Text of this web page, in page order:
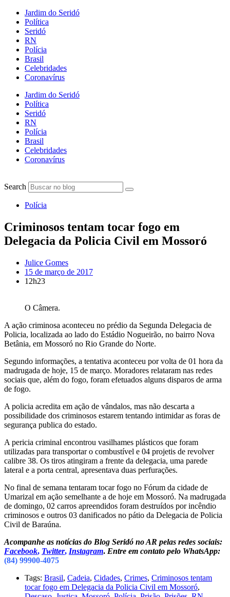
Jardim do Seridó
Política
Seridó
RN
Polícia
Brasil
Celebridades
Coronavírus
Jardim do Seridó
Política
Seridó
RN
Polícia
Brasil
Celebridades
Coronavírus
Search
Polícia
Criminosos tentam tocar fogo em
Delegacia da Policia Civil em Mossoró
Julice Gomes
15 de março de 2017
12h23
O Câmera.
A ação criminosa aconteceu no prédio da Segunda Delegacia de
Policia, localizada ao lado do Estádio Nogueirão, no bairro Nova
Betânia, em Mossoró no Rio Grande do Norte.
Segundo informações, a tentativa aconteceu por volta de 01 hora da
madrugada de hoje, 15 de março. Moradores relataram nas redes
sociais que, além do fogo, foram efetuados alguns disparos de arma
de fogo.
A policia acredita em ação de vândalos, mas não descarta a
possibilidade dos criminosos estarem tentando intimidar as foras de
segurança publica do estado.
A pericia criminal encontrou vasilhames plásticos que foram
utilizadas para transportar o combustível e 04 projetis de revolver
calibre 38. Os tiros atingiram a frente da delegacia, uma parede
lateral e a porta central, apresentava duas perfurações.
No final de semana tentaram tocar fogo no Fórum da cidade de
Umarizal em ação semelhante a de hoje em Mossoró. Na madrugada
de domingo, 02 carros apreendidos foram destruídos por incêndio
criminosos e outros 03 danificados no pátio da Delegacia de Policia
Civil de Baraúna.
Acompanhe as notícias do Blog Seridó no AR pelas redes sociais:
Facebook, Twitter, Instagram. Entre em contato pelo WhatsApp:
(84) 99900-4075
Tags: Brasil, Cadeia, Cidades, Crimes, Criminosos tentam
tocar fogo em Delegacia da Policia Civil em Mossoró,